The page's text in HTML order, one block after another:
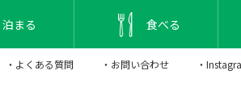
泊まる 食べる
・よくある質問 ・お問い合わせ ・